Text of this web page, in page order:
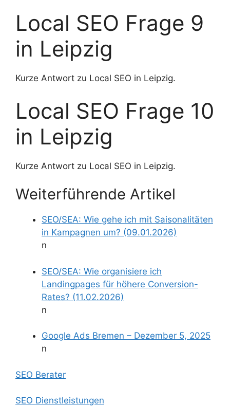
Local SEO Frage 9
in Leipzig
Kurze Antwort zu Local SEO in Leipzig.
Local SEO Frage 10
in Leipzig
Kurze Antwort zu Local SEO in Leipzig.
Weiterführende Artikel
SEO/SEA: Wie gehe ich mit Saisonalitäten
in Kampagnen um? (09.01.2026)
n
SEO/SEA: Wie organisiere ich
Landingpages für höhere Conversion-
Rates? (11.02.2026)
n
Google Ads Bremen – Dezember 5, 2025
n
SEO Berater
SEO Dienstleistungen